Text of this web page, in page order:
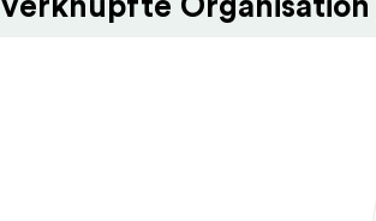
verknüpfte Organisation